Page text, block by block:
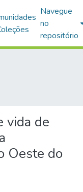
Navegue
no
repositório
vida de
Oeste do